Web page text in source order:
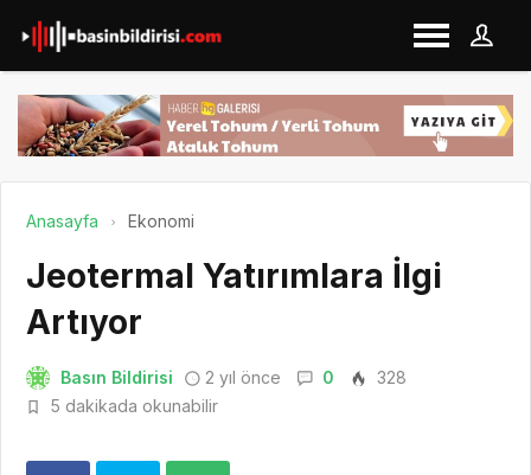
Anasayfa Ekonomi
Jeotermal Yatırımlara İlgi
Artıyor
Basın Bildirisi 2 yıl önce 0
328
5 dakikada okunabilir